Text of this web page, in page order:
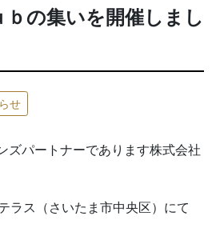
の集いを開催しまし
せ
ズパートナーであります株式会社
ラス（さいたま市中央区）にて